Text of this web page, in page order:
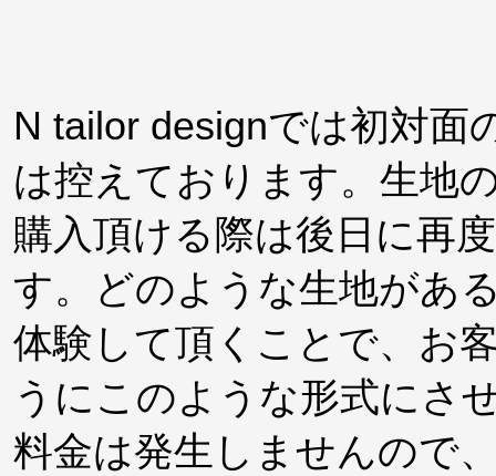
N tailor designでは初対面
は控えております。生地
購入頂ける際は後日に再
す。どのような生地があ
体験して頂くことで、お
うにこのような形式にさ
料金は発生しませんので